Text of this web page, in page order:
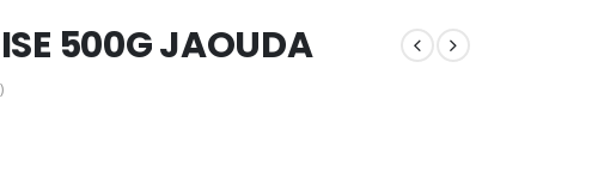
500G JAOUDA